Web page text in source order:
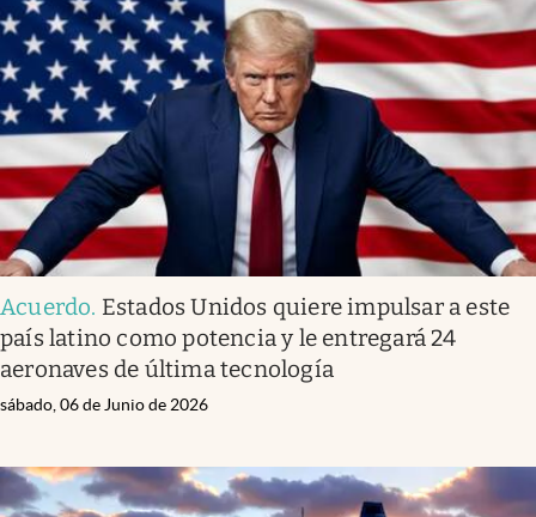
Acuerdo. Estados Unidos quiere impulsar a este
país latino como potencia y le entregará 24
aeronaves de última tecnología
sábado, 06 de Junio de 2026